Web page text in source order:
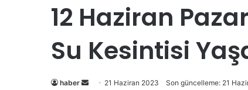
12 Haziran
Su Kesintisi
haber
Bir
21 Haziran 2023 Son güncelleme: 21